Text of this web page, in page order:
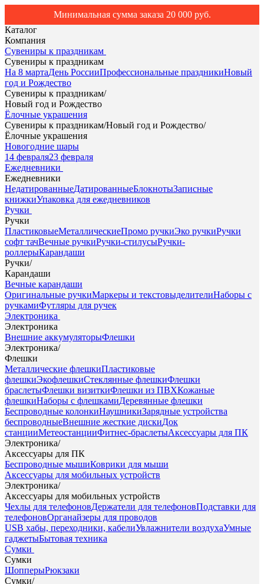
Минимальная сумма заказа 20 000 руб.
Каталог
Компания
Сувениры к праздникам
Сувениры к праздникам
На 8 мартаДень РоссииПрофессиональные праздникиНовый
год и Рождество
Сувениры к праздникам/
Новый год и Рождество
Ёлочные украшения
Сувениры к праздникам/Новый год и Рождество/
Ёлочные украшения
Новогодние шары
14 февраля23 февраля
Ежедневники
Ежедневники
НедатированныеДатированныеБлокнотыЗаписные
книжкиУпаковка для ежедневников
Ручки
Ручки
ПластиковыеМеталлическиеПромо ручкиЭко ручкиРучки
софт тачВечные ручкиРучки-стилусыРучки-
роллерыКарандаши
Ручки/
Карандаши
Вечные карандаши
Оригинальные ручкиМаркеры и текстовыделителиНаборы с
ручкамиФутляры для ручек
Электроника
Электроника
Внешние аккумуляторыФлешки
Электроника/
Флешки
Металлические флешкиПластиковые
флешкиЭкофлешкиСтеклянные флешкиФлешки
браслетыФлешки визиткиФлешки из ПВХКожаные
флешкиНаборы с флешкамиДеревянные флешки
Беспроводные колонкиНаушникиЗарядные устройства
беспроводныеВнешние жесткие дискиДок
станцииМетеостанцииФитнес-браслетыАксессуары для ПК
Электроника/
Аксессуары для ПК
Беспроводные мышиКоврики для мыши
Аксессуары для мобильных устройств
Электроника/
Аксессуары для мобильных устройств
Чехлы для телефоновДержатели для телефоновПодставки для
телефоновОрганайзеры для проводов
USB хабы, переходники, кабелиУвлажнители воздухаУмные
гаджетыБытовая техника
Сумки
Сумки
ШопперыРюкзаки
Сумки/